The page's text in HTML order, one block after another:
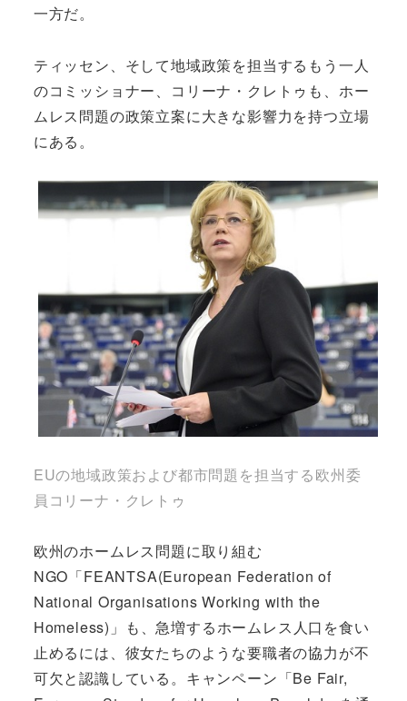
一方だ。
ティッセン、そして地域政策を担当するもう一人
のコミッショナー、コリーナ・クレトゥも、ホー
ムレス問題の政策立案に大きな影響力を持つ立場
にある。
EUの地域政策および都市問題を担当する欧州委
員コリーナ・クレトゥ
欧州のホームレス問題に取り組む
NGO「FEANTSA(European Federation of
National Organisations Working with the
Homeless)」も、急増するホームレス人口を食い
止めるには、彼女たちのような要職者の協力が不
可欠と認識している。キャンペーン「Be Fair,